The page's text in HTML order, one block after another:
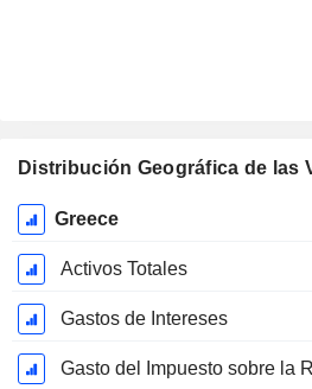
Distribución Geográfica de las
Período
fiscal:
Diciembre
Greece
Activos Totales
Gastos de Intereses
Gasto del Impuesto sobre la